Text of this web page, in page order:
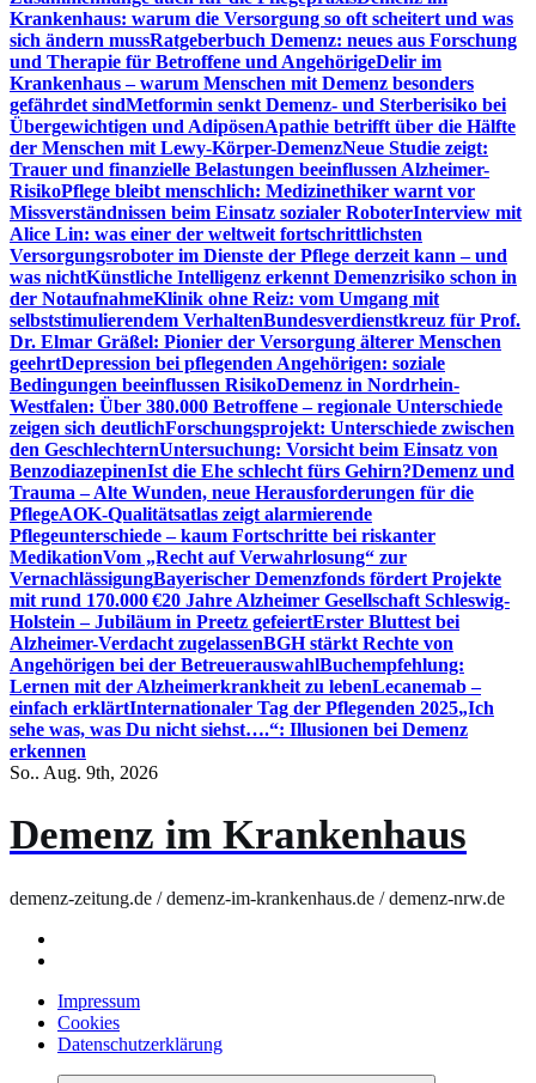
Krankenhaus: warum die Versorgung so oft scheitert und was
sich ändern mussRatgeberbuch Demenz: neues aus Forschung
und Therapie für Betroffene und AngehörigeDelir im
Krankenhaus – warum Menschen mit Demenz besonders
gefährdet sindMetformin senkt Demenz- und Sterberisiko bei
Übergewichtigen und AdipösenApathie betrifft über die Hälfte
der Menschen mit Lewy-Körper-DemenzNeue Studie zeigt:
Trauer und finanzielle Belastungen beeinflussen Alzheimer-
RisikoPflege bleibt menschlich: Medizinethiker warnt vor
Missverständnissen beim Einsatz sozialer RoboterInterview mit
Alice Lin: was einer der weltweit fortschrittlichsten
Versorgungsroboter im Dienste der Pflege derzeit kann – und
was nichtKünstliche Intelligenz erkennt Demenzrisiko schon in
der NotaufnahmeKlinik ohne Reiz: vom Umgang mit
selbststimulierendem VerhaltenBundesverdienstkreuz für Prof.
Dr. Elmar Gräßel: Pionier der Versorgung älterer Menschen
geehrtDepression bei pflegenden Angehörigen: soziale
Bedingungen beeinflussen RisikoDemenz in Nordrhein-
Westfalen: Über 380.000 Betroffene – regionale Unterschiede
zeigen sich deutlichForschungsprojekt: Unterschiede zwischen
den GeschlechternUntersuchung: Vorsicht beim Einsatz von
BenzodiazepinenIst die Ehe schlecht fürs Gehirn?Demenz und
Trauma – Alte Wunden, neue Herausforderungen für die
PflegeAOK-Qualitätsatlas zeigt alarmierende
Pflegeunterschiede – kaum Fortschritte bei riskanter
MedikationVom „Recht auf Verwahrlosung“ zur
VernachlässigungBayerischer Demenzfonds fördert Projekte
mit rund 170.000 €20 Jahre Alzheimer Gesellschaft Schleswig-
Holstein – Jubiläum in Preetz gefeiertErster Bluttest bei
Alzheimer-Verdacht zugelassenBGH stärkt Rechte von
Angehörigen bei der BetreuerauswahlBuchempfehlung:
Lernen mit der Alzheimerkrankheit zu lebenLecanemab –
einfach erklärtInternationaler Tag der Pflegenden 2025„Ich
sehe was, was Du nicht siehst….“: Illusionen bei Demenz
erkennen
So.. Aug. 9th, 2026
Demenz im Krankenhaus
demenz-zeitung.de / demenz-im-krankenhaus.de / demenz-nrw.de
Impressum
Cookies
Datenschutzerklärung